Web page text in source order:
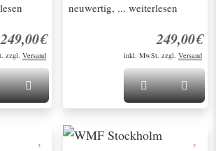
249,00€
zzgl.Versand
neuwertig, ... weiterlesen
249,00€
inkl. MwSt. zzgl. Versand